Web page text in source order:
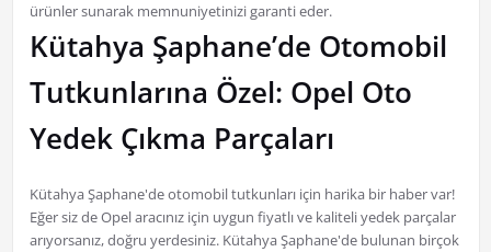
ürünler sunarak memnuniyetinizi garanti eder.
Kütahya Şaphane’de Otomobil
Tutkunlarına Özel: Opel Oto
Yedek Çıkma Parçaları
Kütahya Şaphane'de otomobil tutkunları için harika bir haber var!
Eğer siz de Opel aracınız için uygun fiyatlı ve kaliteli yedek parçalar
arıyorsanız, doğru yerdesiniz. Kütahya Şaphane'de bulunan birçok